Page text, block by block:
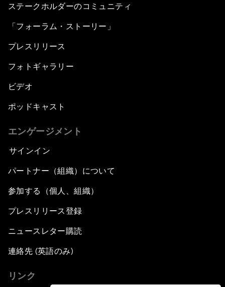
ステークホルダーのコミュニティ
「フォーラム・ストーリー」
プレスリリース
フォトギャラリー
ビデオ
ポッドキャスト
エンゲージメント
サインイン
パートナー（組織）について
参加する（個人、組織）
プレスリリース登録
ニュースレター購読
連絡先 (英語のみ)
リンク